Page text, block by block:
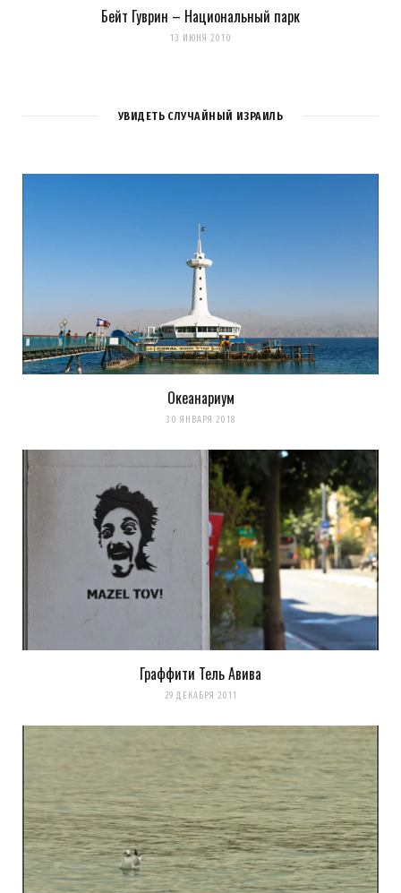
Бейт Гуврин – Национальный парк
13 ИЮНЯ 2010
УВИДЕТЬ СЛУЧАЙНЫЙ ИЗРАИЛЬ
Океанариум
30 ЯНВАРЯ 2018
Граффити Тель Авива
29 ДЕКАБРЯ 2011